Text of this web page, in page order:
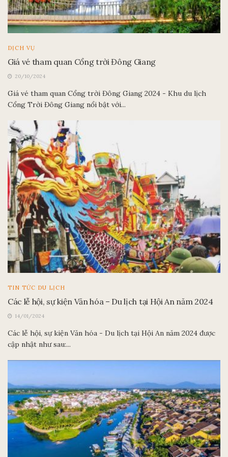
DỊCH VỤ
Giá vé tham quan Cổng trời Đông Giang
20/10/2024
Giá vé tham quan Cổng trời Đông Giang 2024 - Khu du lịch
Cổng Trời Đông Giang nổi bật với...
TIN TỨC DU LỊCH
Các lễ hội, sự kiện Văn hóa – Du lịch tại Hội An năm 2024
14/01/2024
Các lễ hội, sự kiện Văn hóa - Du lịch tại Hội An năm 2024 được
cập nhật như sau:...